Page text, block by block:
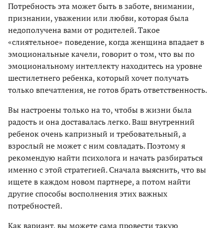
Потребность эта может быть в заботе, внимании,
признании, уважении или любви, которая была
недополучена вами от родителей. Такое
«слиятельное» поведение, когда женщина впадает в
эмоциональные качели, говорит о том, что вы по
эмоциональному интеллекту находитесь на уровне
шестилетнего ребенка, который хочет получать
только впечатления, не готов брать ответственность.
Вы настроены только на то, чтобы в жизни была
радость и она доставалась легко. Ваш внутренний
ребенок очень капризный и требовательный, а
взрослый не может с ним совладать. Поэтому я
рекомендую найти психолога и начать разбираться
именно с этой стратегией. Сначала выяснить, что вы
ищете в каждом новом партнере, а потом найти
другие способы восполнения этих важных
потребностей.
Как вариант, вы можете сама провести такую